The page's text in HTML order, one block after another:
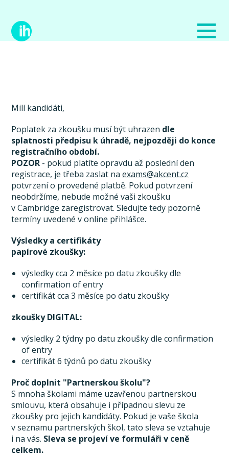
Milí kandidáti,
Poplatek za zkoušku musí být uhrazen dle
splatnosti předpisu k úhradě, nejpozději do konce
registračního období.
POZOR - pokud platíte opravdu až poslední den
registrace, je třeba zaslat naexams@akcent.cz
potvrzení o provedené platbě. Pokud potvrzení
neobdržíme, nebude možné vaši zkoušku
v Cambridge zaregistrovat. Sledujte tedy pozorně
termíny uvedené v online přihlášce.
Výsledky a certifikáty
papírové zkoušky:
výsledky cca 2 měsíce po datu zkoušky dle
confirmation of entry
certifikát cca 3 měsíce po datu zkoušky
zkoušky DIGITAL:
výsledky 2 týdny po datu zkoušky dle confirmation
of entry
certifikát 6 týdnů po datu zkoušky
Proč doplnit "Partnerskou školu"?
S mnoha školami máme uzavřenou partnerskou
smlouvu, která obsahuje i případnou slevu ze
zkoušky pro jejich kandidáty. Pokud je vaše škola
v seznamu partnerských škol, tato sleva se vztahuje
i na vás. Sleva se projeví ve formuláři v ceně
celkem.